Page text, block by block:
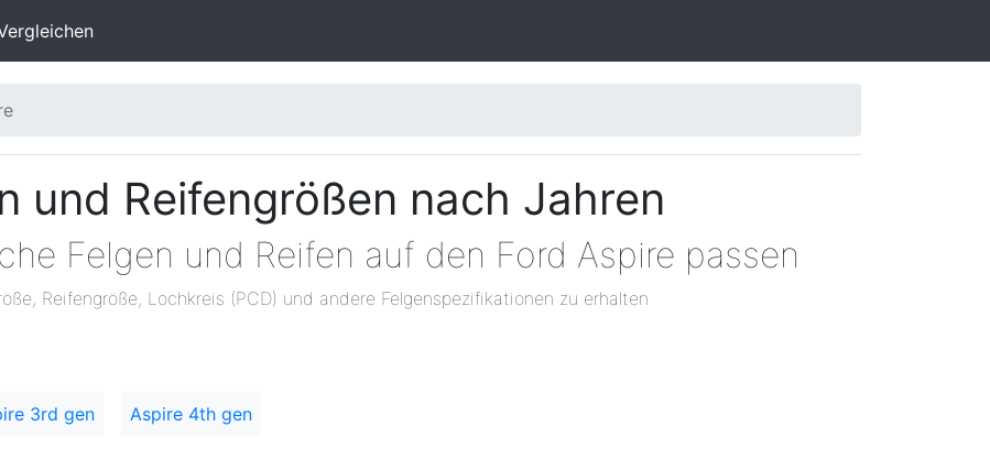
und Reifengrößen nach Jahren
Felgen und Reifen auf den Ford Aspire passen
Reifengröße, Lochkreis (PCD) und andere Felgenspezifikationen zu erhalten
3rd gen Aspire 4th gen